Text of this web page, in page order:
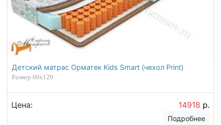
Детский матрас Орматек Kids Smart (чехол Print)
Размер 60х120
Цена: 14918 р.
Подробнее